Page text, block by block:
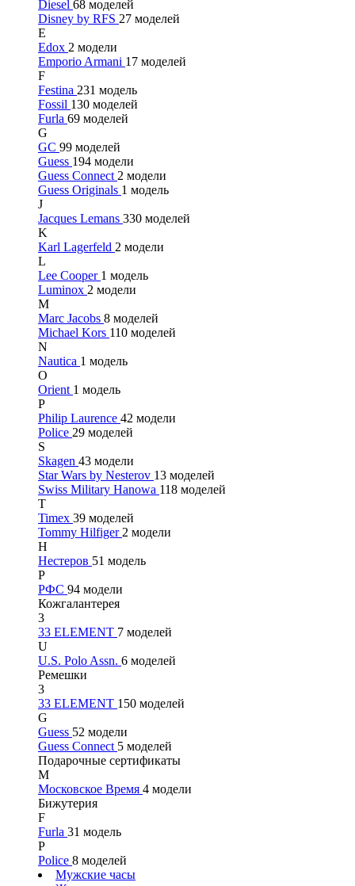
Diesel 68 моделей
Disney by RFS 27 моделей
E
Edox 2 модели
Emporio Armani 17 моделей
F
Festina 231 модель
Fossil 130 моделей
Furla 69 моделей
G
GC 99 моделей
Guess 194 модели
Guess Connect 2 модели
Guess Originals 1 модель
J
Jacques Lemans 330 моделей
K
Karl Lagerfeld 2 модели
L
Lee Cooper 1 модель
Luminox 2 модели
M
Marc Jacobs 8 моделей
Michael Kors 110 моделей
N
Nautica 1 модель
O
Orient 1 модель
P
Philip Laurence 42 модели
Police 29 моделей
S
Skagen 43 модели
Star Wars by Nesterov 13 моделей
Swiss Military Hanowa 118 моделей
T
Timex 39 моделей
Tommy Hilfiger 2 модели
Н
Нестеров 51 модель
Р
РФС 94 модели
Кожгалантерея
3
33 ELEMENT 7 моделей
U
U.S. Polo Assn. 6 моделей
Ремешки
3
33 ELEMENT 150 моделей
G
Guess 52 модели
Guess Connect 5 моделей
Подарочные сертификаты
М
Московское Время 4 модели
Бижутерия
F
Furla 31 модель
P
Police 8 моделей
Мужские часы